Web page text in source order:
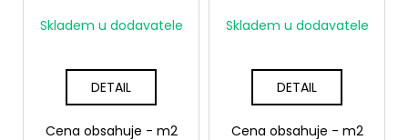
Skladem u dodavatele
DETAIL
Cena obsahuje - m2
Skladem u dodavatele
DETAIL
Cena obsahuje - m2